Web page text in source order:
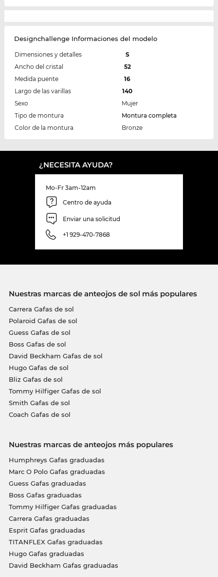
Designchallenge Informaciones del modelo
Dimensiones y detalles
S
Ancho del cristal
52
Medida puente
16
Largo de las varillas
140
Sexo
Mujer
Tipo de montura
Montura completa
Color de la montura
Bronze
¿NECESITA AYUDA?
Mo-Fr 3am-12am
Centro de ayuda
Enviar una solicitud
+1 929-470-7868
Nuestras marcas de anteojos de sol más populares
Carrera Gafas de sol
Polaroid Gafas de sol
Guess Gafas de sol
Boss Gafas de sol
David Beckham Gafas de sol
Hugo Gafas de sol
Bliz Gafas de sol
Tommy Hilfiger Gafas de sol
Smith Gafas de sol
Coach Gafas de sol
Nuestras marcas de anteojos más populares
Humphreys Gafas graduadas
Marc O Polo Gafas graduadas
Guess Gafas graduadas
Boss Gafas graduadas
Tommy Hilfiger Gafas graduadas
Carrera Gafas graduadas
Esprit Gafas graduadas
TITANFLEX Gafas graduadas
Hugo Gafas graduadas
David Beckham Gafas graduadas